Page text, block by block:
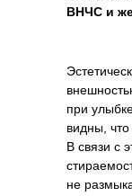
ВНЧС и
при
видны, что
В связи с
не